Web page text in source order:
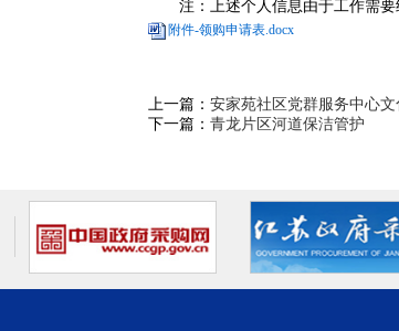
注：上述个人信息由于工作需要
附件-领购申请表.docx
上一篇： 安家苑社区党群服务中心文
下一篇： 青龙片区河道保洁管护